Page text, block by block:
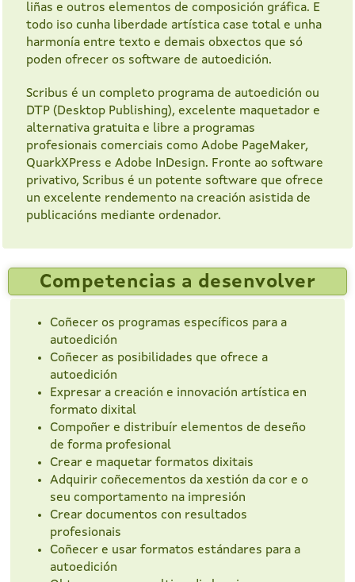
liñas e outros elementos de composición gráfica. E
todo iso cunha liberdade artística case total e unha
harmonía entre texto e demais obxectos que só
poden ofrecer os software de autoedición.
Scribus é un completo programa de autoedición ou
DTP (Desktop Publishing), excelente maquetador e
alternativa gratuita e libre a programas
profesionais comerciais como Adobe PageMaker,
QuarkXPress e Adobe InDesign. Fronte ao software
privativo, Scribus é un potente software que ofrece
un excelente rendemento na creación asistida de
publicacións mediante ordenador.
Competencias a desenvolver
Coñecer os programas específicos para a
autoedición
Coñecer as posibilidades que ofrece a
autoedición
Expresar a creación e innovación artística en
formato dixital
Compoñer e distribuír elementos de deseño
de forma profesional
Crear e maquetar formatos dixitais
Adquirir coñecementos da xestión da cor e o
seu comportamento na impresión
Crear documentos con resultados
profesionais
Coñecer e usar formatos estándares para a
autoedición